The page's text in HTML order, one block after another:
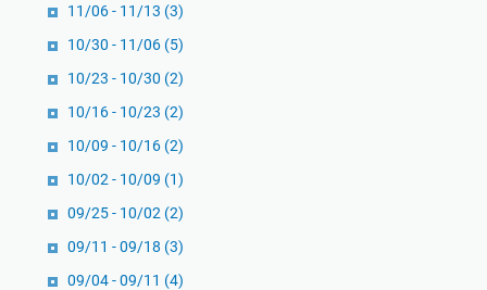
11/06 - 11/13 (3)
10/30 - 11/06 (5)
10/23 - 10/30 (2)
10/16 - 10/23 (2)
10/09 - 10/16 (2)
10/02 - 10/09 (1)
09/25 - 10/02 (2)
09/11 - 09/18 (3)
09/04 - 09/11 (4)